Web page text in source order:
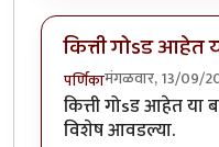
कित्ती गोsड आहेत
पर्णिकामंगळवार, 13/09/
कित्ती गोsड आहेत या
विशेष आवडल्या.